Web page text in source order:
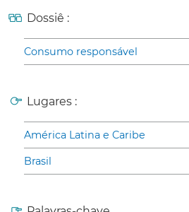
Dossiê :
Consumo responsável
Lugares :
América Latina e Caribe
Brasil